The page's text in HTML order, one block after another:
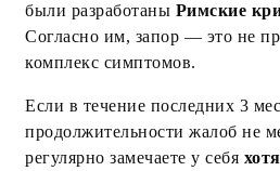
были разработаны Римские
Согласно им, запор — это не
комплекс симптомов.
Если в течение последних 3
продолжительности жалоб не
регулярно замечаете у себя